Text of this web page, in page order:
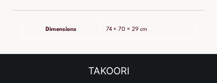
Dimensions 74 × 70 × 29 cm
TAKOORI